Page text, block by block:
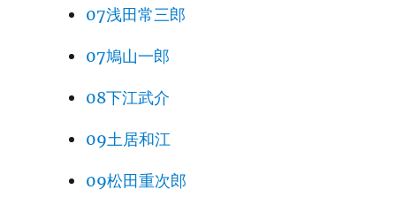
07浅田常三郎
07鳩山一郎
08下江武介
09土居和江
09松田重次郎